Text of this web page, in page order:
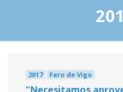
2017 Faro de Vigo
“Necesitamos